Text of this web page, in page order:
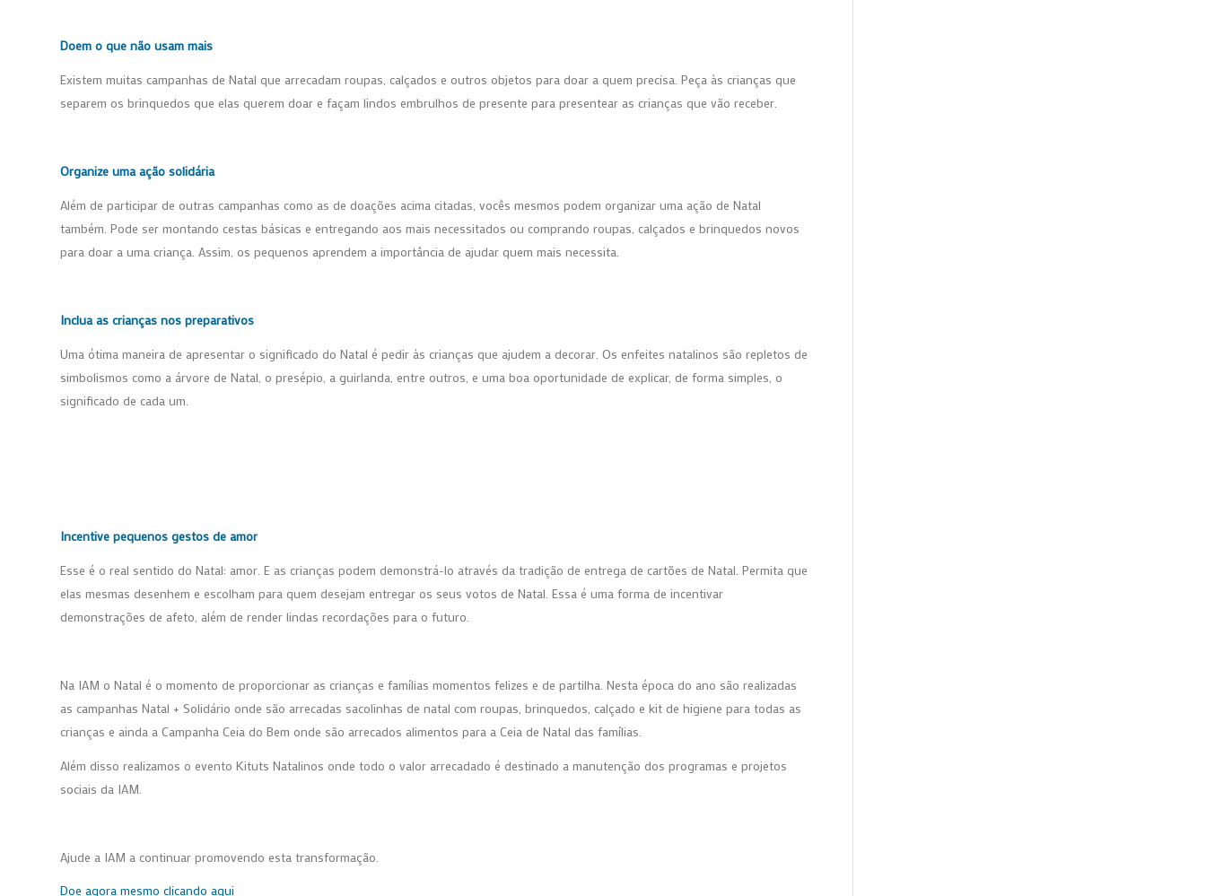
Doem o que não usam mais
Existem muitas campanhas de Natal que arrecadam roupas, calçados e outros objetos para doar a quem precisa. Peça às crianças que
separem os brinquedos que elas querem doar e façam lindos embrulhos de presente para presentear as crianças que vão receber.
Organize uma ação solidária
Além de participar de outras campanhas como as de doações acima citadas, vocês mesmos podem organizar uma ação de Natal
também. Pode ser montando cestas básicas e entregando aos mais necessitados ou comprando roupas, calçados e brinquedos novos
para doar a uma criança. Assim, os pequenos aprendem a importância de ajudar quem mais necessita.
Inclua as crianças nos preparativos
Uma ótima maneira de apresentar o significado do Natal é pedir às crianças que ajudem a decorar. Os enfeites natalinos são repletos de
simbolismos como a árvore de Natal, o presépio, a guirlanda, entre outros, e uma boa oportunidade de explicar, de forma simples, o
significado de cada um.
Incentive pequenos gestos de amor
Esse é o real sentido do Natal: amor. E as crianças podem demonstrá-lo através da tradição de entrega de cartões de Natal. Permita que
elas mesmas desenhem e escolham para quem desejam entregar os seus votos de Natal. Essa é uma forma de incentivar
demonstrações de afeto, além de render lindas recordações para o futuro.
Na IAM o Natal é o momento de proporcionar as crianças e famílias momentos felizes e de partilha. Nesta época do ano são realizadas
as campanhas Natal + Solidário onde são arrecadas sacolinhas de natal com roupas, brinquedos, calçado e kit de higiene para todas as
crianças e ainda a Campanha Ceia do Bem onde são arrecados alimentos para a Ceia de Natal das famílias.
Além disso realizamos o evento Kituts Natalinos onde todo o valor arrecadado é destinado a manutenção dos programas e projetos
sociais da IAM.
Ajude a IAM a continuar promovendo esta transformação.
Doe agora mesmo clicando aqui